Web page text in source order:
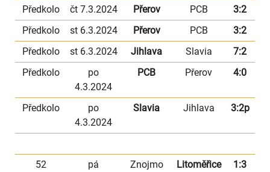
Předkolo
čt 7.3.2024 Přerov PCB
3:2
Předkolo
st 6.3.2024 Přerov PCB
3:2
Předkolo
st 6.3.2024 Jihlava Slavia
7:2
Předkolo
po
4.3.2024
PCB Přerov 4:0
Předkolo
po
4.3.2024
Slavia Jihlava 3:2p
52
pá
Znojmo Litoměřice 1:3